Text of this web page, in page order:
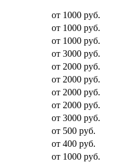
от 1000 руб.
от 1000 руб.
от 1000 руб.
от 3000 руб.
от 2000 руб.
от 2000 руб.
от 2000 руб.
от 2000 руб.
от 3000 руб.
от 500 руб.
от 400 руб.
от 1000 руб.